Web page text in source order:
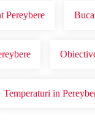
Pereybere
Temperaturi in